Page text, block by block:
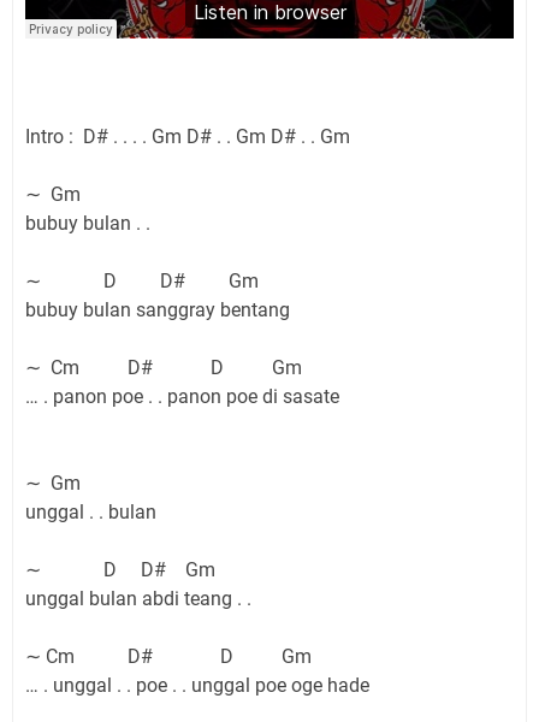
Intro : D# . . . . Gm D# . . Gm D# . . Gm
∼ Gm
bubuy bulan . .
∼ D D# Gm
bubuy bulan sanggray bentang
∼ Cm D# D Gm
… . panon poe . . panon poe di sasate
∼ Gm
unggal . . bulan
∼ D D# Gm
unggal bulan abdi teang . .
∼ Cm D# D Gm
… . unggal . . poe . . unggal poe oge hade